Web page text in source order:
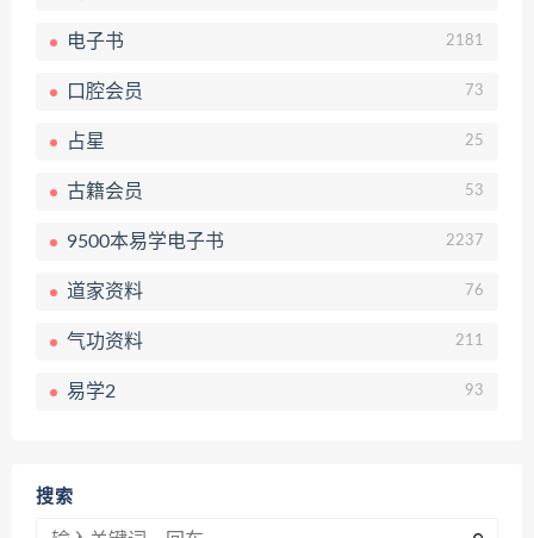
电子书 2181
口腔会员 73
占星 25
古籍会员 53
9500本易学电子书 2237
道家资料 76
气功资料 211
易学2 93
搜索